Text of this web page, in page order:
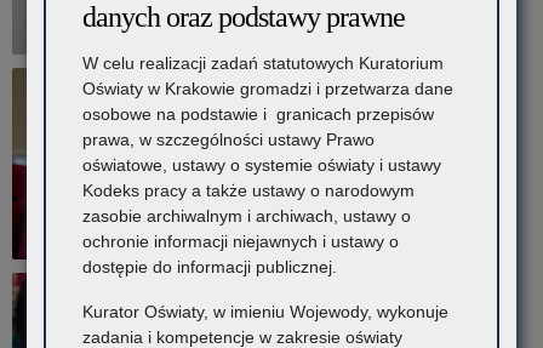
danych oraz podstawy prawne
W celu realizacji zadań statutowych Kuratorium
Oświaty w Krakowie gromadzi i przetwarza dane
osobowe na podstawie i granicach przepisów
prawa, w szczególności ustawy Prawo
oświatowe, ustawy o systemie oświaty i ustawy
Kodeks pracy a także ustawy o narodowym
zasobie archiwalnym i archiwach, ustawy o
ochronie informacji niejawnych i ustawy o
dostępie do informacji publicznej.
Kurator Oświaty, w imieniu Wojewody, wykonuje
zadania i kompetencje w zakresie oświaty